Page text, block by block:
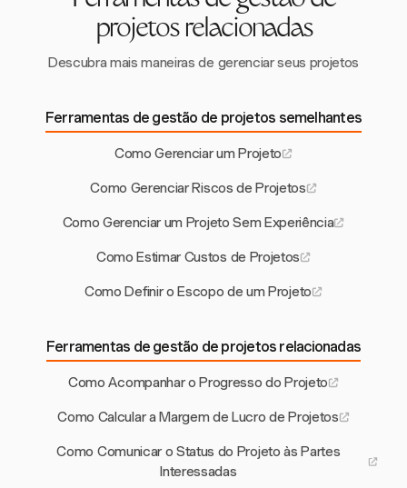
projetos relacionadas
Descubra mais maneiras de gerenciar seus projetos
Ferramentas de gestão de projetos semelhantes
Como Gerenciar um Projeto
Como Gerenciar Riscos de Projetos
Como Gerenciar um Projeto Sem Experiência
Como Estimar Custos de Projetos
Como Definir o Escopo de um Projeto
Ferramentas de gestão de projetos relacionadas
Como Acompanhar o Progresso do Projeto
Como Calcular a Margem de Lucro de Projetos
Como Comunicar o Status do Projeto às Partes
Interessadas